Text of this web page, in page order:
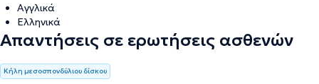
Αγγλικά
Ελληνικά
Απαντήσεις σε ερωτήσεις ασθενών
Κήλη μεσοσπονδύλιου δίσκου